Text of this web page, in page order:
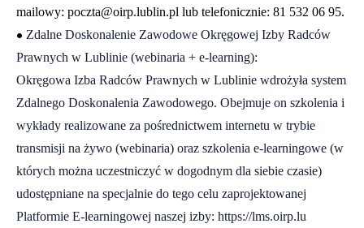
mailowy: poczta@oirp.lublin.pl lub telefonicznie: 81 532 06 95.
• Zdalne Doskonalenie Zawodowe Okręgowej Izby Radców
Prawnych w Lublinie (webinaria + e-learning):
Okręgowa Izba Radców Prawnych w Lublinie wdrożyła system
Zdalnego Doskonalenia Zawodowego. Obejmuje on szkolenia i
wykłady realizowane za pośrednictwem internetu w trybie
transmisji na żywo (webinaria) oraz szkolenia e-learningowe (w
których można uczestniczyć w dogodnym dla siebie czasie)
udostępniane na specjalnie do tego celu zaprojektowanej
Platformie E-learningowej naszej izby: https://lms.oirp.lu